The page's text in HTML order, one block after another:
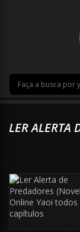
LER ALERTA